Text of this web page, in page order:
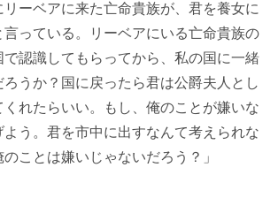
リーベアに来た亡命貴族が、君を養女に
言っている。リーベアにいる亡命貴族の
認識してもらってから、私の国に一緒
うか？国に戻ったら君は公爵夫人とし
れたらいい。もし、俺のことが嫌いな
よう。君を市中に出すなんて考えられな
ことは嫌いじゃないだろう？」